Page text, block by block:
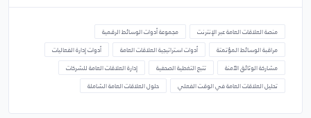
منصة العلاقات العامة عبر الإنترنت
مجموعة أدوات الوسائط الرقمية
مراقبة الوسائط المؤتمتة
أدوات استراتيجية العلاقات العامة
أدوات إدارة الفعاليات
مشاركة الوثائق الآمنة
تتبع التغطية الصحفية
إدارة العلاقات العامة للشركات
تحليل العلاقات العامة في الوقت الفعلي
حلول العلاقات العامة الشاملة